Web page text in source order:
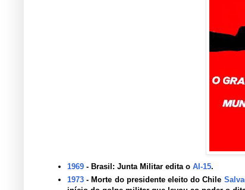
1969 - Brasil: Junta Militar edita o AI-15.
1973 - Morte do presidente eleito do Chile